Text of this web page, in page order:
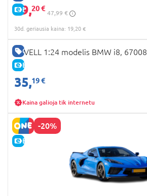
E-KAINA
19,20 €
47,99 €
30d. geriausia kaina: 19,20 €
GERA KAINA
E-KAINA
REVELL 1:24 modelis BMW i8, 67008
35,19 €
Kaina galioja tik internetu
-20%
E-KAINA